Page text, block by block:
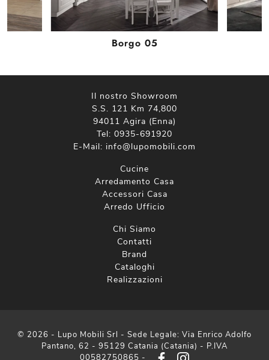
Borgo 05
Il nostro Showroom
S.S. 121 Km 74,800
94011 Agira (Enna)
Tel: 0935-691920
E-Mail: info@lupomobili.com
Cucine
Arredamento Casa
Accessori Casa
Arredo Ufficio
Chi Siamo
Contatti
Brand
Cataloghi
Realizzazioni
© 2026 - Lupo Mobili Srl - Sede Legale: Via Enrico Adolfo
Pantano, 62 - 95129 Catania (Catania) - P.IVA
00582750865 -